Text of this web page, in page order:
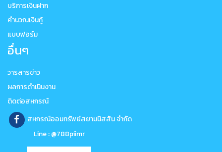
บริการเงินฝาก
คำนวณเงินกู้
แบบฟอร์ม
อื่นๆ
วารสารข่าว
ผลการดำเนินงาน
ติดต่อสหกรณ์
สหกรณ์ออมทรัพย์สยามนิสสัน จำกัด
Line : @788piimr